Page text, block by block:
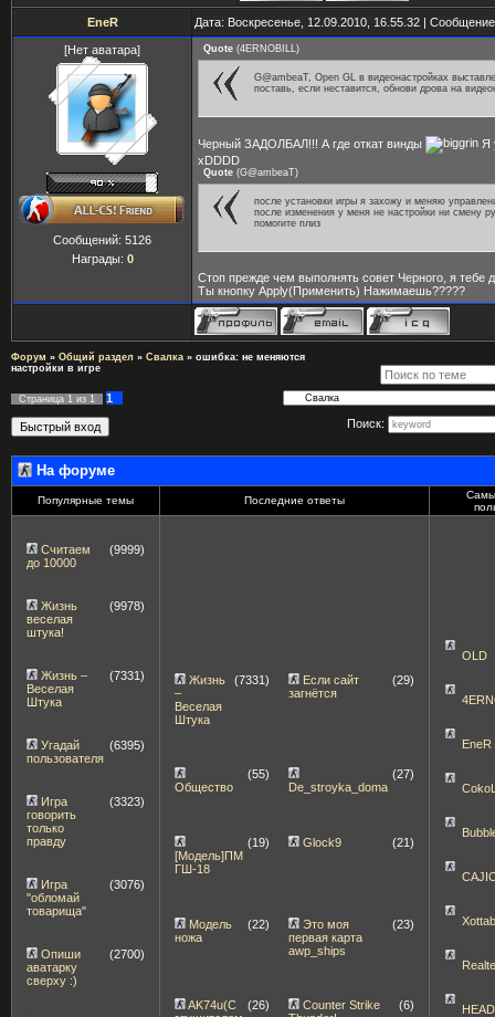
EneR Дата: Воскресенье, 12.09.2010, 16.55.32 |
[Нет аватара]
Сообщений: 5126
Награды: 0
Quote (4ERNOBILL)
G@ambeaT, Open GL в видеонастройках
поставь, если неставится, обнови дрова на
Черный ЗАДОЛБАЛ!!! А где откат винды
Я
xDDDD
Quote (G@ambeaT)
после установки игры я захожу и меняю
после изменения у меня не настройки ни смену
помогите плиз
Стоп прежде чем выполнять совет Черного, я тебе
Ты кнопку Apply(Применить) Нажимаешь?????
Форум » Общий раздел » Свалка » ошибка: не меняются
настройки в игре
Страница 1 из 1
1
Поиск:
На форуме
Популярные темы Последние ответы
Считаем
до 10000
(9999)
Жизнь
веселая
штука!
(9978)
Жизнь –
Веселая
Штука
(7331)
Угадай
пользователя
(6395)
Игра
говорить
только
правду
(3323)
Игра
"обломай
товарища"
(3076)
Опиши
аватарку
сверху :)
(2700)
Жизнь
–
Веселая
Штука
(7331)
Если сайт
загнётся
(29)
Общество
(55)
De_stroyka_doma
(27)
[Модель]ПМ
ГШ-18
(19) Glock9 (21)
Модель
ножа
(22)
Это моя
первая карта
awp_ships
(23)
AK74u(С
(26)
Counter Strike
(6)
OLD
EneR